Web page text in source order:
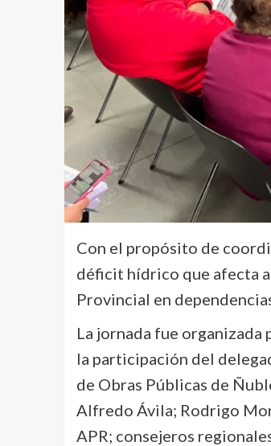
Con el propósito de
déficit hídrico que afecta
Provincial en
La jornada fue
la participación del
de Obras Públicas de
Alfredo Ávila; Rodrigo
APR; consejeros